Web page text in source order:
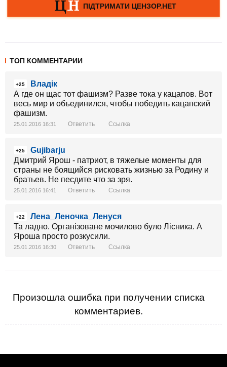
ТОП КОММЕНТАРИИ
+25
Владік
А где он щас тот фашизм? Разве тока у кацапов. Вот
весь мир и объединился, чтобы победить кацапский
фашизм.
25.01.2016 16:31 Ответить Ссылка
+25
Gujibarju
Дмитрий Ярош - патриот, в тяжелые моменты для
страны не боящийся рисковать жизнью за Родину и
братьев. Не песдите что за зря.
25.01.2016 16:41 Ответить Ссылка
+22
Лена_Леночка_Ленуся
Та ладно. Організоване мочилово було Лісника. А
Яроша просто розкусили.
25.01.2016 16:30 Ответить Ссылка
Произошла ошибка при получении списка
комментариев.